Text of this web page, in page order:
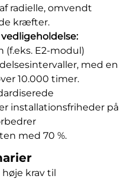
radielle, omvendt
kræfter.
(f.eks. E2-modul)
med en
10.000 timer.
installationsfriheder på
med 70 %.
krav til